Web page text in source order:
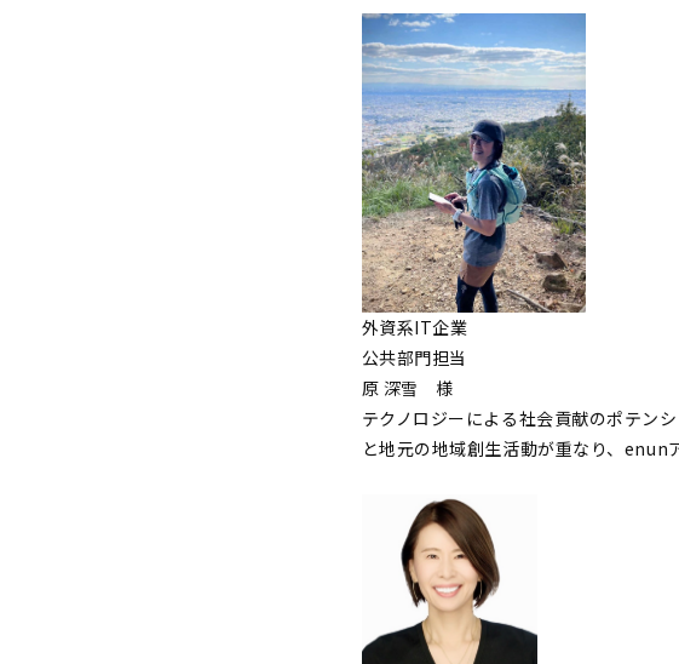
外資系IT企業
公共部門担当
原 深雪 様
テクノロジーによる社会貢献のポテン
と地元の地域創生活動が重なり、enun